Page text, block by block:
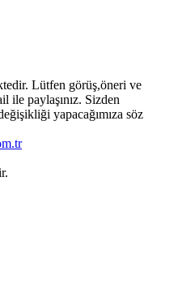
Lütfen görüş,öneri ve
ile paylaşınız. Sizden
yapacağımıza söz